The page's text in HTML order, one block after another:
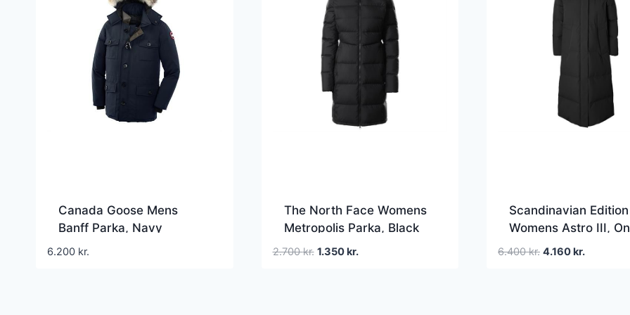
Canada Goose Mens
Banff Parka, Navy
6.200 kr.
The North Face Womens
Metropolis Parka, Black
2.700kr. Den
1.350kr.Den
Scandinavian Edition
Womens Astro III,
6.400kr. Den
4.160kr.Den